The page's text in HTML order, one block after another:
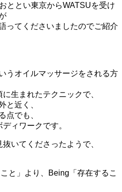
おととい東京からWATSUを受け
ってくださいましたのでご紹介
うオイルマッサージをされる方
生まれたテクニックで、
と近く、
点でも、
ィワークです。
いてくださったようで、
と」より、Being「存在するこ